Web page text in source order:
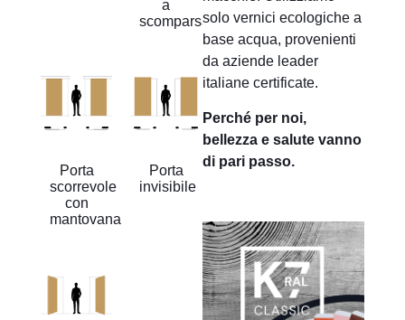
a
scomparsa
Porta
scorrevole
con
mantovana
Porta
invisibile
solo vernici ecologiche a
base acqua, provenienti
da aziende leader
italiane certificate.
Perché per noi,
bellezza e salute vanno
di pari passo.